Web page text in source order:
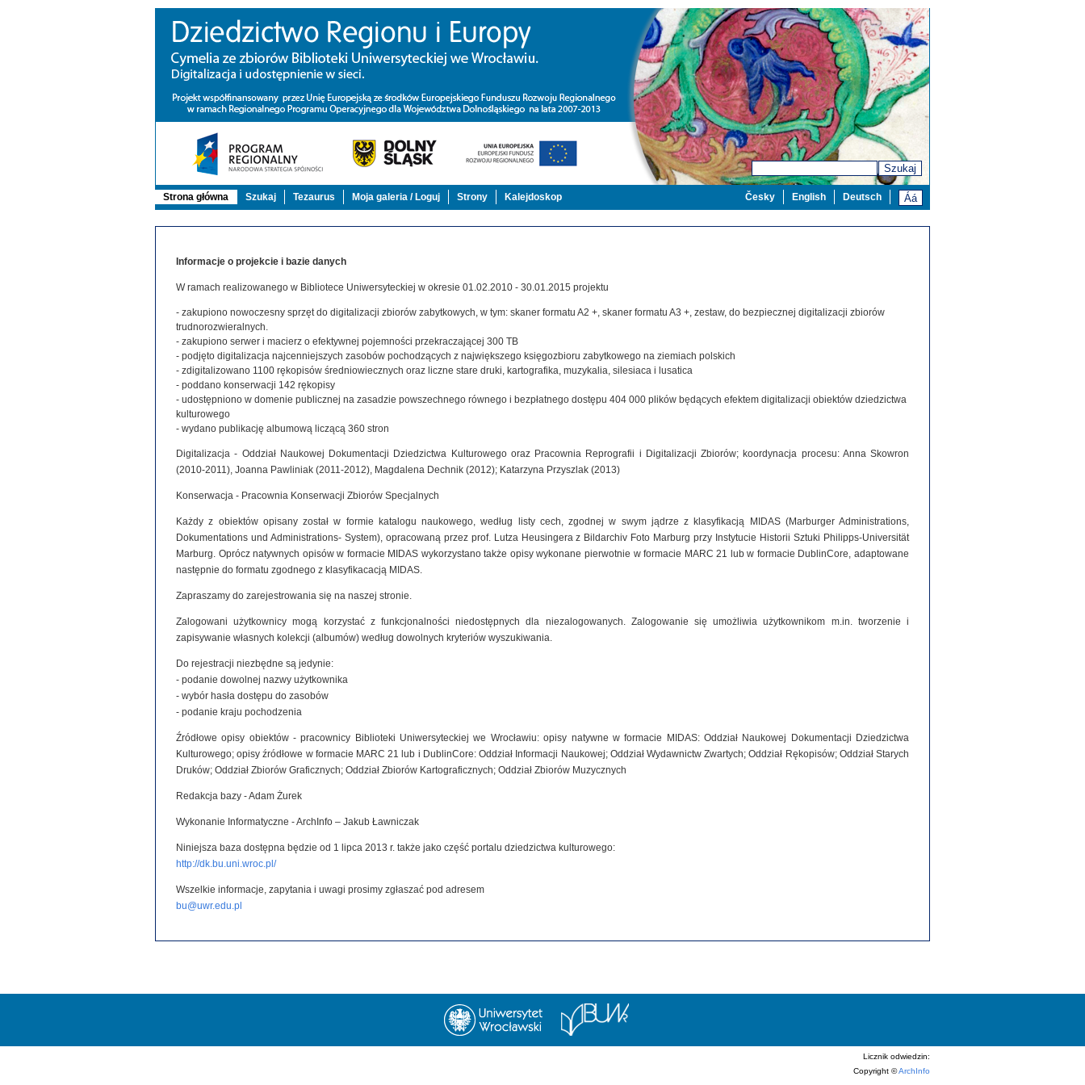
Szukaj
Strona główna Szukaj Tezaurus Moja galeria / Loguj Strony Kalejdoskop Deutsch
English
Česky
Informacje o projekcie i bazie danych
W ramach realizowanego w Bibliotece Uniwersyteckiej w okresie 01.02.2010 - 30.01.2015 projektu
- zakupiono nowoczesny sprzęt do digitalizacji zbiorów zabytkowych, w tym: skaner formatu A2 +, skaner formatu A3 +, zestaw, do bezpiecznej digitalizacji zbiorów
trudnorozwieralnych.
- zakupiono serwer i macierz o efektywnej pojemności przekraczającej 300 TB
- podjęto digitalizacja najcenniejszych zasobów pochodzących z największego księgozbioru zabytkowego na ziemiach polskich
- zdigitalizowano 1100 rękopisów średniowiecznych oraz liczne stare druki, kartografika, muzykalia, silesiaca i lusatica
- poddano konserwacji 142 rękopisy
- udostępniono w domenie publicznej na zasadzie powszechnego równego i bezpłatnego dostępu 404 000 plików będących efektem digitalizacji obiektów dziedzictwa
kulturowego
- wydano publikację albumową liczącą 360 stron
Digitalizacja - Oddział Naukowej Dokumentacji Dziedzictwa Kulturowego oraz Pracownia Reprografii i Digitalizacji Zbiorów; koordynacja procesu: Anna Skowron
(2010-2011), Joanna Pawliniak (2011-2012), Magdalena Dechnik (2012); Katarzyna Przyszlak (2013)
Konserwacja - Pracownia Konserwacji Zbiorów Specjalnych
Każdy z obiektów opisany został w formie katalogu naukowego, według listy cech, zgodnej w swym jądrze z klasyfikacją MIDAS (Marburger Administrations,
Dokumentations und Administrations- System), opracowaną przez prof. Lutza Heusingera z Bildarchiv Foto Marburg przy Instytucie Historii Sztuki Philipps-Universität
Marburg. Oprócz natywnych opisów w formacie MIDAS wykorzystano także opisy wykonane pierwotnie w formacie MARC 21 lub w formacie DublinCore, adaptowane
następnie do formatu zgodnego z klasyfikacacją MIDAS.
Zapraszamy do zarejestrowania się na naszej stronie.
Zalogowani użytkownicy mogą korzystać z funkcjonalności niedostępnych dla niezalogowanych. Zalogowanie się umożliwia użytkownikom m.in. tworzenie i
zapisywanie własnych kolekcji (albumów) według dowolnych kryteriów wyszukiwania.
Do rejestracji niezbędne są jedynie:
- podanie dowolnej nazwy użytkownika
- wybór hasła dostępu do zasobów
- podanie kraju pochodzenia
Źródłowe opisy obiektów - pracownicy Biblioteki Uniwersyteckiej we Wrocławiu: opisy natywne w formacie MIDAS: Oddział Naukowej Dokumentacji Dziedzictwa
Kulturowego; opisy źródłowe w formacie MARC 21 lub i DublinCore: Oddział Informacji Naukowej; Oddział Wydawnictw Zwartych; Oddział Rękopisów; Oddział Starych
Druków; Oddział Zbiorów Graficznych; Oddział Zbiorów Kartograficznych; Oddział Zbiorów Muzycznych
Redakcja bazy - Adam Żurek
Wykonanie Informatyczne - ArchInfo – Jakub Ławniczak
Niniejsza baza dostępna będzie od 1 lipca 2013 r. także jako część portalu dziedzictwa kulturowego:
http://dk.bu.uni.wroc.pl/
Wszelkie informacje, zapytania i uwagi prosimy zgłaszać pod adresem
bu@uwr.edu.pl
Licznik odwiedzin:
Copyright ©ArchInfo